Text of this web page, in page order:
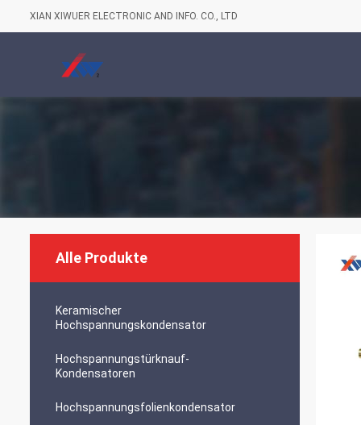
XIAN XIWUER ELECTRONIC AND INFO. CO., LTD
Alle Produkte
Keramischer
Hochspannungskondensator
Hochspannungstürknauf-
Kondensatoren
Hochspannungsfolienkondensator